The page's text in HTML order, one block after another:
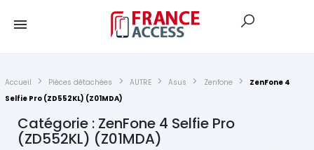
Accueil Pièces détachées AUTRE Asus Zenfone
ZenFone 4
Selfie Pro (ZD552KL) (Z01MDA)
Catégorie : ZenFone 4 Selfie Pro
(ZD552KL) (Z01MDA)